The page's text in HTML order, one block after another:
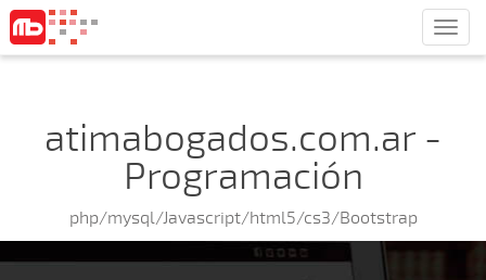
atimabogados.com.ar -
Programación
php/mysql/Javascript/html5/cs3/Bootstrap